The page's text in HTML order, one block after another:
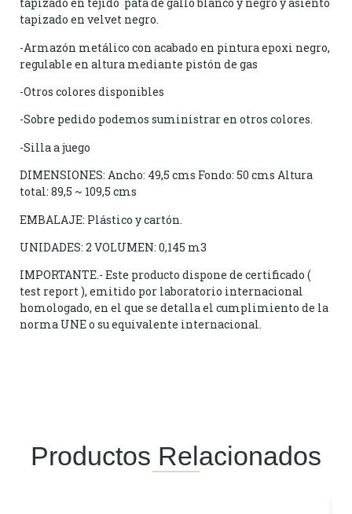
tapizado en velvet negro.
-Armazón metálico con acabado en pintura epoxi negro,
regulable en altura mediante pistón de gas
-Otros colores disponibles
-Sobre pedido podemos suministrar en otros colores.
-Silla a juego
DIMENSIONES: Ancho: 49,5 cms Fondo: 50 cms Altura
total: 89,5 ~ 109,5 cms
EMBALAJE: Plástico y cartón.
UNIDADES: 2 VOLUMEN: 0,145 m3
IMPORTANTE.- Este producto dispone de certificado (
test report ), emitido por laboratorio internacional
homologado, en el que se detalla el cumplimiento de la
norma UNE o su equivalente internacional.
Productos Relacionados